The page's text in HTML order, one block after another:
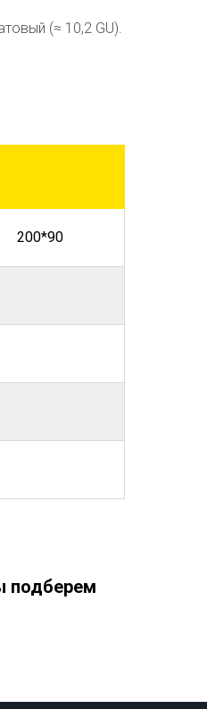
(≈ 10,2 GU).
200*90
подберем